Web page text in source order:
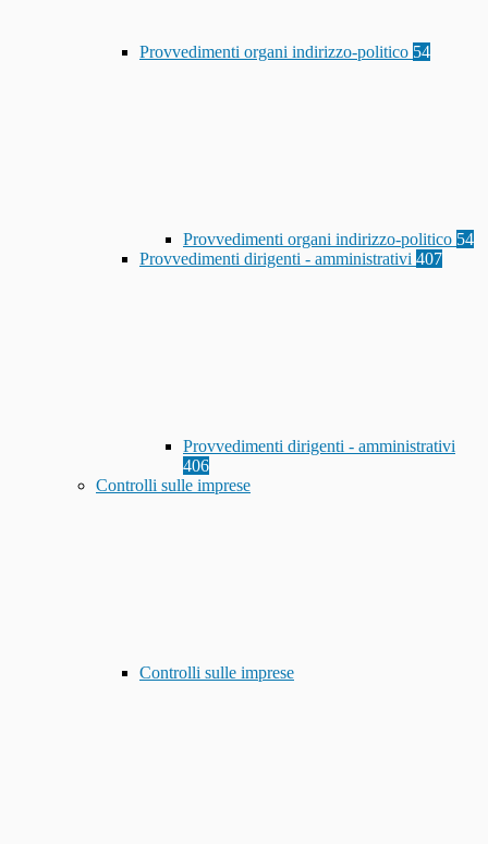
Provvedimenti organi indirizzo-politico 54
Provvedimenti organi indirizzo-politico 54
Provvedimenti dirigenti - amministrativi 407
Provvedimenti dirigenti - amministrativi
406
Controlli sulle imprese
Controlli sulle imprese